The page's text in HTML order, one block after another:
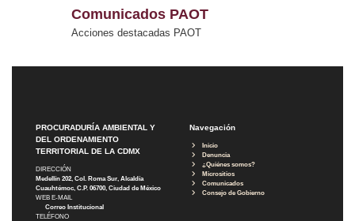
Comunicados PAOT
Acciones destacadas PAOT
PROCURADURÍA AMBIENTAL Y
DEL ORDENAMIENTO
TERRITORIAL DE LA CDMX
DIRECCIÓN
Medellín 202, Col. Roma Sur, Alcaldía
Cuauhtémoc, C.P. 06700, Ciudad de México
WEB E-MAIL
Correo Institucional
TELÉFONO
Navegación
Inicio
Denuncia
¿Quiénes somos?
Micrositios
Comunicados
Consejo de Gobierno